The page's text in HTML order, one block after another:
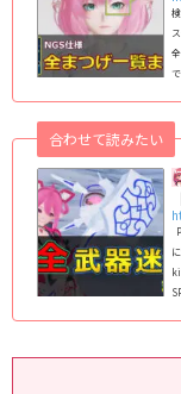
合わせて読みたい